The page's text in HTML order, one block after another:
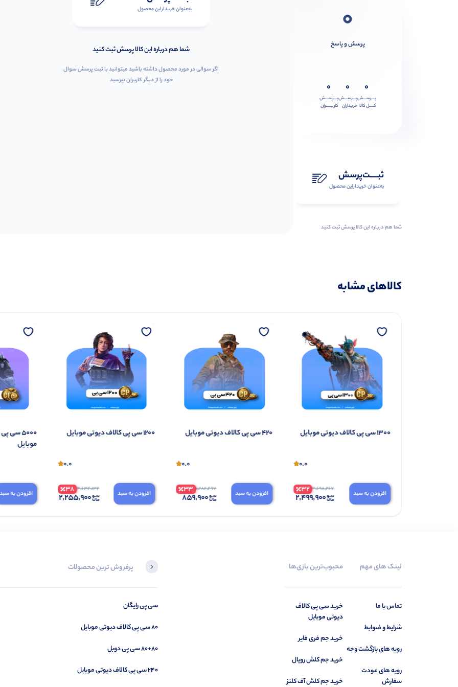
0
پرسش و پاسخ
0
پـــرســـش
کــــل کالا
0
پـــرســـش
خریداران
0
پـــرســـش
کاربـــــران
ثبـــــت‌پرسش
به‌عنوان ‌خریدار‌این‌ محصول
شما هم درباره این کالا پرسش ثبت کنید
به‌عنوان ‌خریدار‌این‌ محصول
شما هم درباره این کالا پرسش ثبت کنید
اگر سوالی در مورد محصول داشته باشید میتوانید با ثبت پرسش سوال
خود را از دیگر کاربران بپرسید
کالاهای مشابه
۱۳۰۰ سی پی کالاف دیوتی موبایل
0.0
افزودن به سبد 3,698,267
32
2,499,900
۴۲۰ سی پی کالاف دیوتی موبایل
0.0
افزودن به سبد 1,282,497
33
859,900
۱۲۰۰ سی پی کالاف دیوتی موبایل
0.0
افزودن به سبد 3,634,132
38
2,255,900
۵۰۰۰ سی
موبایل
افزودن به سبد
لینک های مهم
تماس با ما
شرایط و ضوابط
رویه های بازگشت وجه
رویه های عودت
سفارش
محبوب‌ترین بازی‌ها
خرید سی‌ پی کالاف
دیوتی موبایل
خرید جم فری فایر
خرید جم کلش رویال‌‌‌‌‌‌‌‌‌‌‌‌‌‌‌‌‌
خرید جم کلش آف کلنز‌‌‌‌‌‌‌‌‌‌‌‌‌‌‌‌ ‌‌‌‌‌
پرفروش ترین محصولات
سی پی رایگان
۸۰ سی پی کالاف دیوتی موبایل
۸۰+۸۰ سی پی دوبل
۲۴۰ سی پی کالاف دیوتی موبایل
۸۸۰ سی پی کالاف دیوتی موبایل